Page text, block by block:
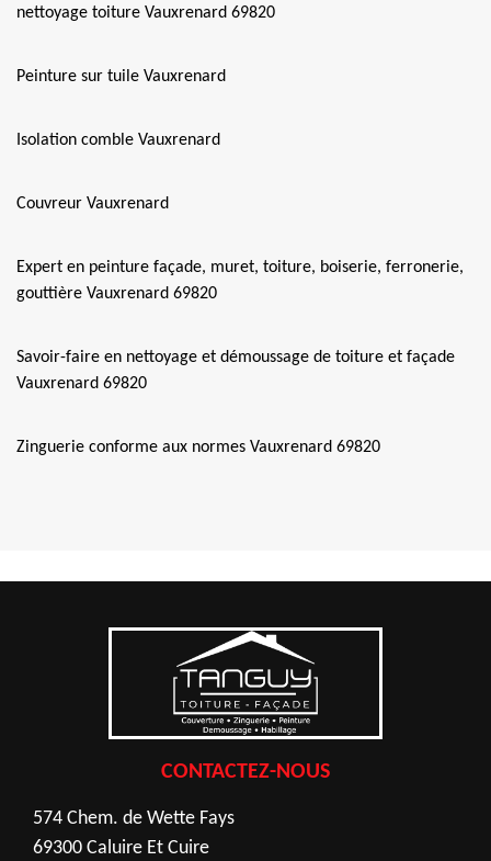
nettoyage toiture Vauxrenard 69820
Peinture sur tuile Vauxrenard
Isolation comble Vauxrenard
Couvreur Vauxrenard
Expert en peinture façade, muret, toiture, boiserie, ferronerie,
gouttière Vauxrenard 69820
Savoir-faire en nettoyage et démoussage de toiture et façade
Vauxrenard 69820
Zinguerie conforme aux normes Vauxrenard 69820
CONTACTEZ-NOUS
574 Chem. de Wette Fays
69300 Caluire Et Cuire